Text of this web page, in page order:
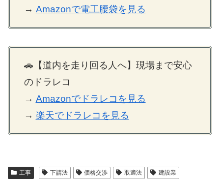
→ Amazonで電工腰袋を見る
🚗【道内を走り回る人へ】現場まで安心
のドラレコ
→ Amazonでドラレコを見る
→ 楽天でドラレコを見る
工事 下請法 価格交渉 取適法 建設業